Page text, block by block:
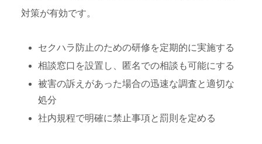
対策が有効です。
セクハラ防止のための研修を定期的に実施する
相談窓口を設置し、匿名での相談も可能にする
被害の訴えがあった場合の迅速な調査と適切な
処分
社内規程で明確に禁止事項と罰則を定める